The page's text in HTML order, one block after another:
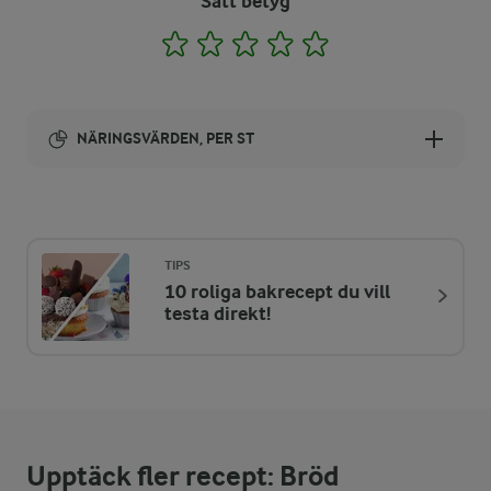
1 2 3 4
NÄRINGSVÄRDEN, PER ST
ENERGIDISTRIBUTION %
NÄRINGSVÄRDEN PER ST
Fett:
23,9 %
42 g
TIPS
10 roliga bakrecept du vill
testa direkt!
Upptäck fler recept: Bröd